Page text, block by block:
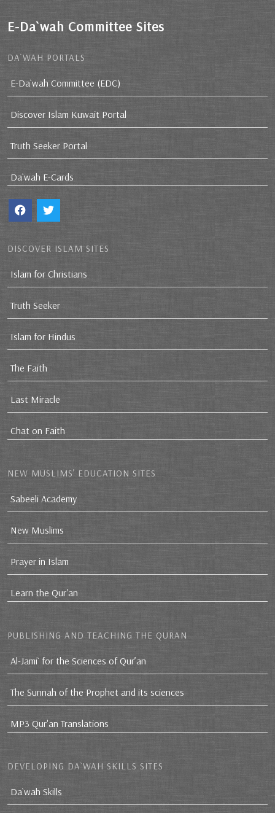
E-Da`wah Committee Sites
DA`WAH PORTALS
E-Da`wah Committee (EDC)
Discover Islam Kuwait Portal
Truth Seeker Portal
Da`wah E-Cards
DISCOVER ISLAM SITES
Islam for Christians
Truth Seeker
Islam for Hindus
The Faith
Last Miracle
Chat on Faith
NEW MUSLIMS’ EDUCATION SITES
Sabeeli Academy
New Muslims
Prayer in Islam
Learn the Qur'an
PUBLISHING AND TEACHING THE QURAN
Al-Jami` for the Sciences of Qur’an
The Sunnah of the Prophet and its sciences
MP3 Qur'an Translations
DEVELOPING DA`WAH SKILLS SITES
Da`wah Skills